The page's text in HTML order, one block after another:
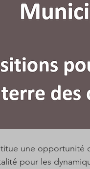
une opportunité
pour les